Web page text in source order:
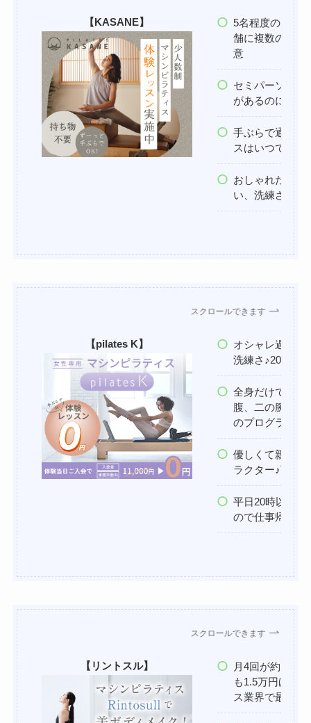
【KASANE】
5名程度のセミ
舗に複数の少人
意
セミパーソナル
があるのに料金
手ぶらで通える
スはいつでも無
おしゃれだけど
い、洗練された
スクロールできます
【pilates K】
オシャレ過ぎな
洗練さ♪20〜50
全身だけでなく
腹、二の腕、背
のプログラムも
優しくて親しみ
ラクター♪丁寧
平日20時以降の
ので仕事帰りで
スクロールできます
【リントスル】
月4回が約1万
も1.5万円ほど
ス業界で最安値